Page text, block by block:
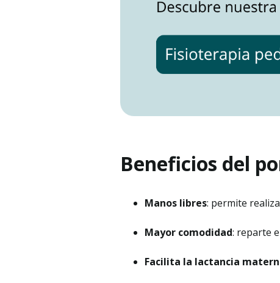
Beneficios del
Manos libres: permite
Mayor comodidad: reparte
Facilita la lactancia